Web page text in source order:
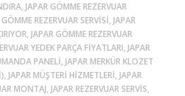
JAPAR GÖMME REZERVUAR
REZERVUAR SERVISI, JAPAR
JAPAR GÖMME REZERVUAR
YEDEK PARÇA FIYATLARI, JAPAR
PANELI, JAPAR MERKÜR KLOZET
JAPAR MÜŞTERI HIZMETLERI, JAPAR
MONTAJ, JAPAR REZERVUAR SERVIS,